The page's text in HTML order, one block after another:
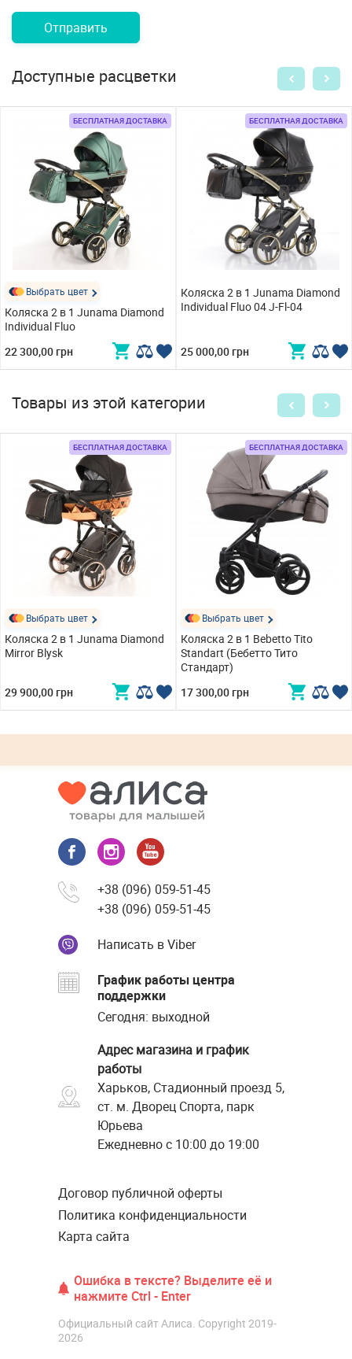
Отправить
Доступные расцветки
БЕСПЛАТНАЯ ДОСТАВКА
Выбрать цвет
Коляска 2 в 1 Junama Diamond
Individual Fluo
22 300,00 грн
БЕСПЛАТНАЯ ДОСТАВКА
Коляска 2 в 1 Junama Diamond
Individual Fluo 04 J-Fl-04
25 000,00 грн
Товары из этой категории
БЕСПЛАТНАЯ ДОСТАВКА
Выбрать цвет
Коляска 2 в 1 Junama Diamond
Mirror Blysk
29 900,00 грн
БЕСПЛАТНАЯ ДОСТАВКА
Выбрать цвет
Коляска 2 в 1 Bebetto Tito
Standart (Бебетто Тито
Стандарт)
17 300,00 грн
+38 (096) 059-51-45
+38 (096) 059-51-45
Написать в Viber
График работы центра
поддержки
Сегодня: выходной
Адрес магазина и график
работы
Харьков, Стадионный проезд 5,
ст. м. Дворец Спорта, парк
Юрьева
Ежедневно с 10:00 до 19:00
Договор публичной оферты
Политика конфиденциальности
Карта сайта
Ошибка в тексте? Выделите её и
нажмите Ctrl - Enter
Официальный сайт Алиса. Copyright 2019-
2026